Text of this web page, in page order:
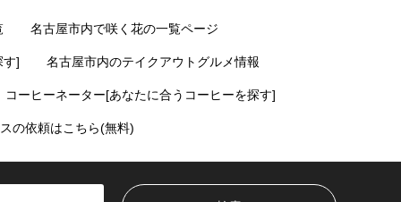
名古屋市内で咲く花の一覧ページ
す] 名古屋市内のテイクアウトグルメ情報
コーヒーネーター[あなたに合うコーヒーを探す]
の依頼はこちら(無料)